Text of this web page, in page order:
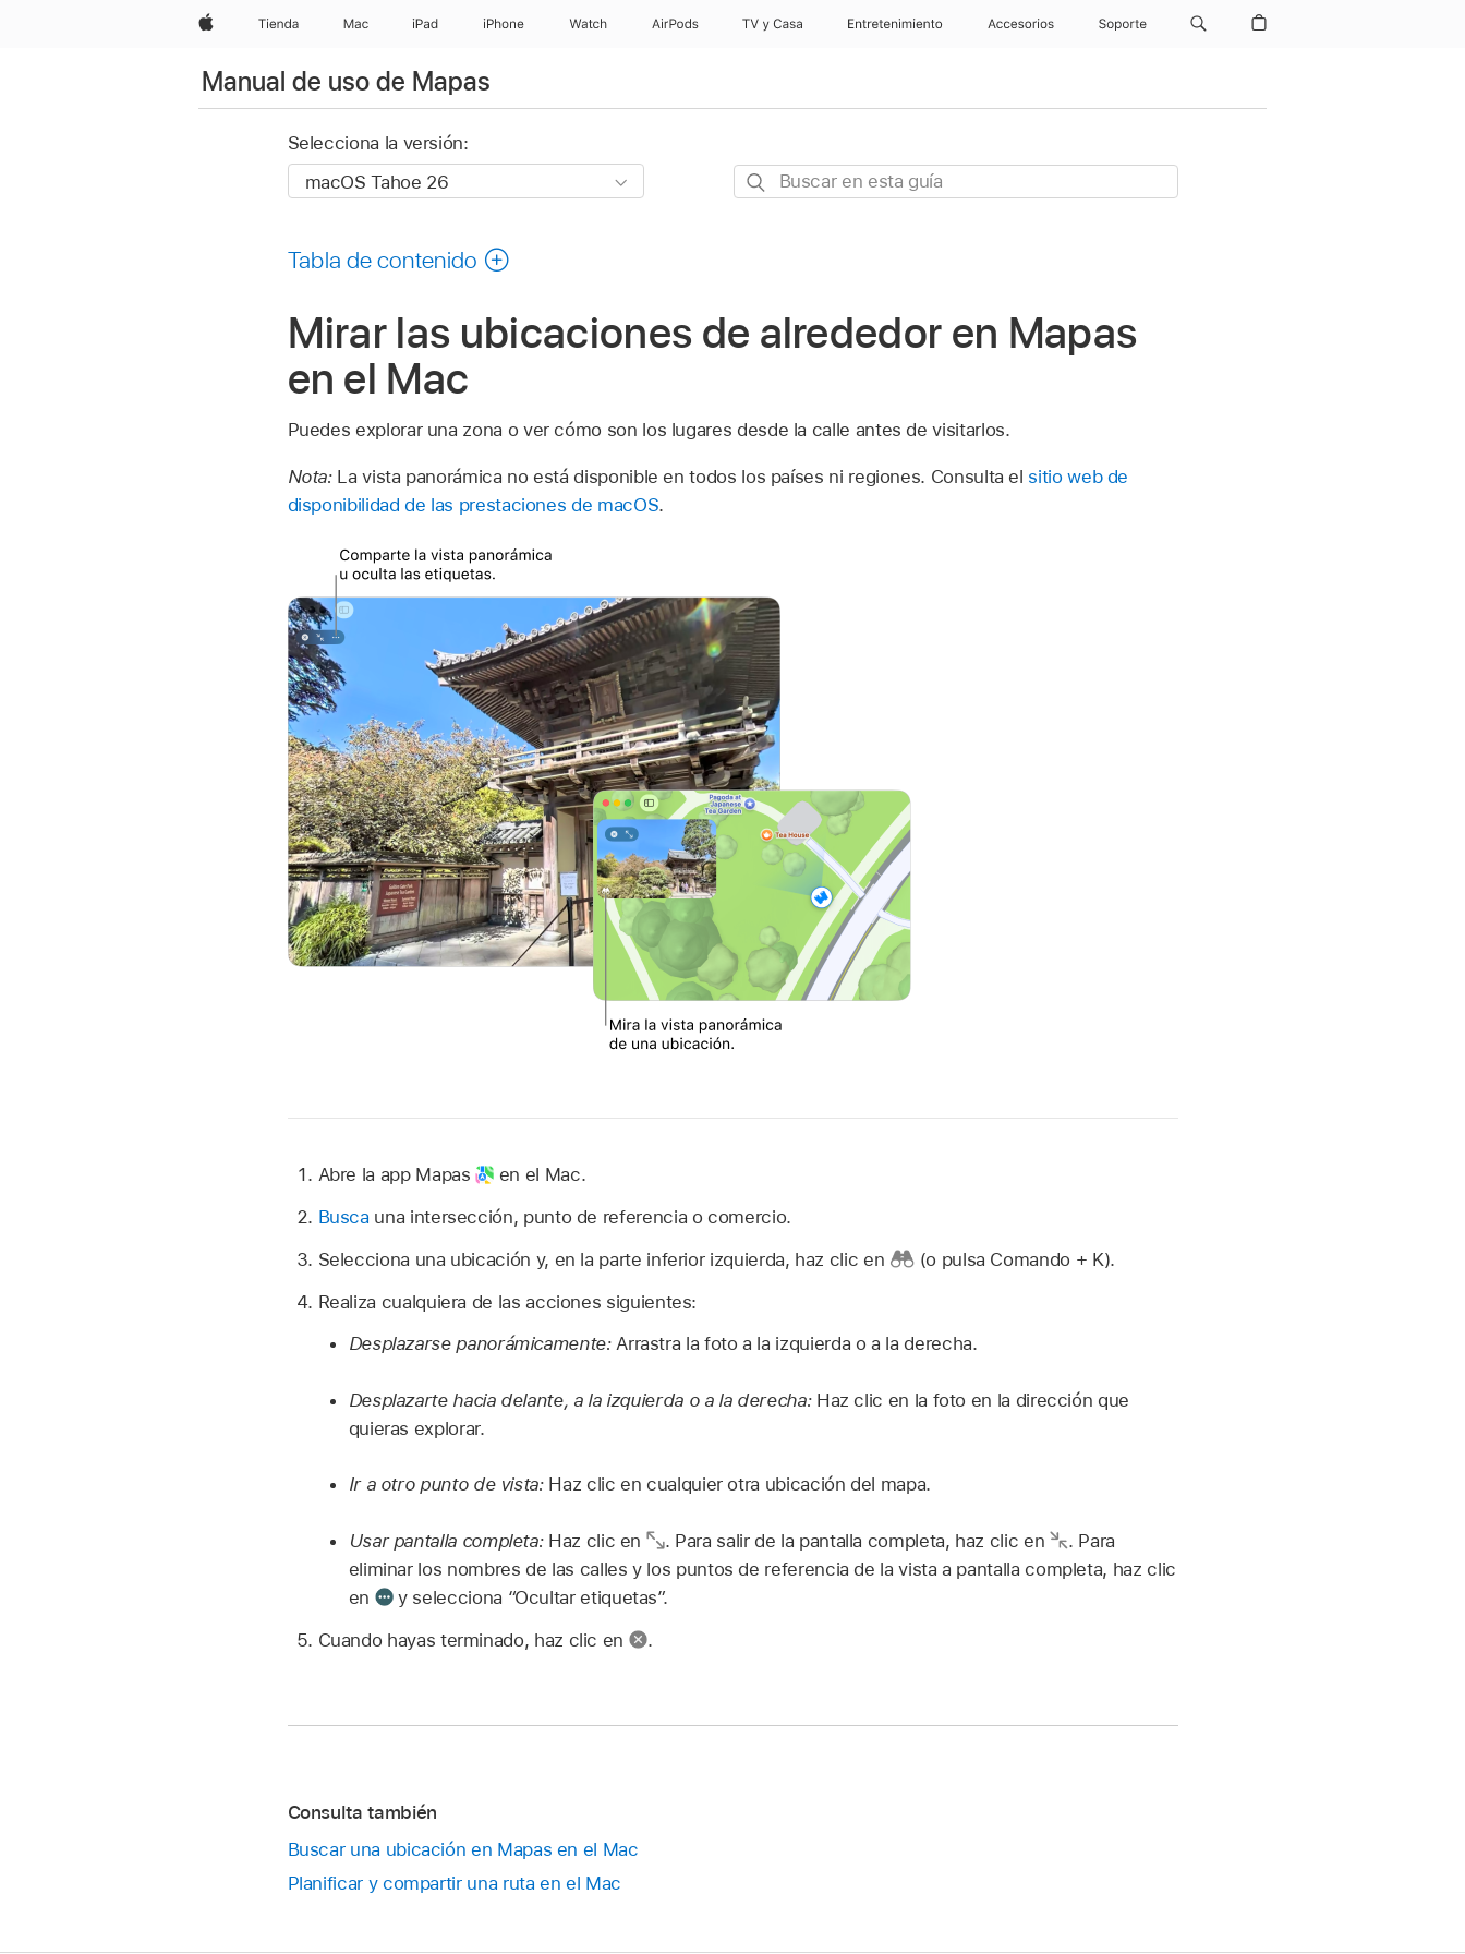
AppleTienda Mac iPad iPhone Watch AirPods TV y Casa Entretenimiento Accesorios Soporte
Manual de uso de Mapas
Selecciona la versión:
Buscar
Tabla de contenido
Mirar las ubicaciones de alrededor en Mapas
en el Mac
Puedes explorar una zona o ver cómo son los lugares desde la calle antes de visitarlos.
Nota: La vista panorámica no está disponible en todos los países ni regiones. Consulta el sitio web de
disponibilidad de las prestaciones de macOS.
Abre la app Mapas
en el Mac.
Busca una intersección, punto de referencia o comercio.
Selecciona una ubicación y, en la parte inferior izquierda, haz clic en
(o pulsa Comando + K).
Realiza cualquiera de las acciones siguientes:
Desplazarse panorámicamente:Arrastra la foto a la izquierda o a la derecha.
Desplazarte hacia delante, a la izquierda o a la derecha:Haz clic en la foto en la dirección que
quieras explorar.
Ir a otro punto de vista:Haz clic en cualquier otra ubicación del mapa.
Usar pantalla completa:Haz clic en . Para salir de la pantalla completa, haz clic en . Para
eliminar los nombres de las calles y los puntos de referencia de la vista a pantalla completa, haz clic
en
y selecciona “Ocultar etiquetas”.
Cuando hayas terminado, haz clic en
.
Consulta también
Buscar una ubicación en Mapas en el Mac
Planificar y compartir una ruta en el Mac